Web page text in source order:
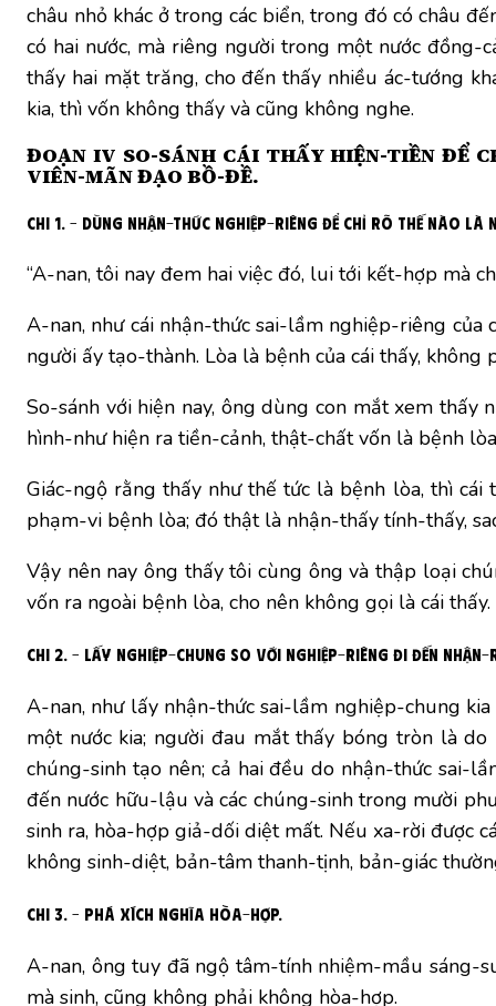
châu nhỏ khác ở trong các biển, trong đó có châu
có hai nước, mà riêng người trong một nước
thấy hai mặt trăng, cho đến thấy nhiều ác-tướng
kia, thì vốn không thấy và cũng không nghe.
ĐOẠN IV SO-SÁNH CÁI THẤY HIỆN-TIỀN ĐỂ
VIÊN-MÃN ĐẠO BỒ-ĐỀ.
Chi 1. – Dùng nhận-thức nghiệp-riêng để chỉ rõ thế nào
“A-nan, tôi nay đem hai việc đó, lui tới kết-hợp mà
A-nan, như cái nhận-thức sai-lầm nghiệp-riêng
người ấy tạo-thành. Lòa là bệnh của cái thấy,
So-sánh với hiện nay, ông dùng con mắt xem thấy
hình-như hiện ra tiền-cảnh, thật-chất vốn là bệnh
Giác-ngộ rằng thấy như thế tức là bệnh lòa, thì
phạm-vi bệnh lòa; đó thật là nhận-thấy tính-thấy,
Vậy nên nay ông thấy tôi cùng ông và thập loại
vốn ra ngoài bệnh lòa, cho nên không gọi là cái thấy.
Chi 2. – Lấy nghiệp-chung so với nghiệp-riêng đi đến
A-nan, như lấy nhận-thức sai-lầm nghiệp-chung
một nước kia; người đau mắt thấy bóng tròn là
chúng-sinh tạo nên; cả hai đều do nhận-thức sai-
đến nước hữu-lậu và các chúng-sinh trong mười
sinh ra, hòa-hợp giả-dối diệt mất. Nếu xa-rời được
không sinh-diệt, bản-tâm thanh-tịnh, bản-giác
Chi 3. – Phá xích nghĩa hòa-hợp.
A-nan, ông tuy đã ngộ tâm-tính nhiệm-mầu sáng-
mà sinh, cũng không phải không hòa-hợp.